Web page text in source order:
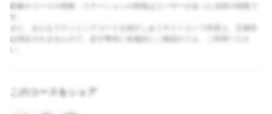
画像やコースの情報・ステーションの情報はユーザーが走った当時の情報で
す。
また、みんなでランニングコースを紹介しあうサイトという性質上、正確性
は保証されませんので、必ず事前に各施設にご確認のうえ、ご利用くださ
い。
このコースをシェア